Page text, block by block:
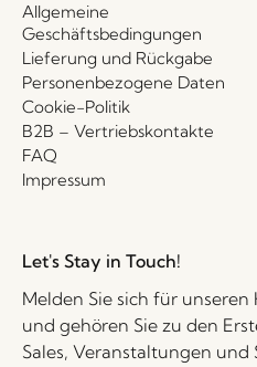
Allgemeine
Geschäftsbedingungen
Lieferung und Rückgabe
Personenbezogene Daten
Cookie-Politik
B2B – Vertriebskontakte
FAQ
Impressum
Let's Stay in Touch!
Melden Sie sich für
und gehören Sie zu den
Sales, Veranstaltungen